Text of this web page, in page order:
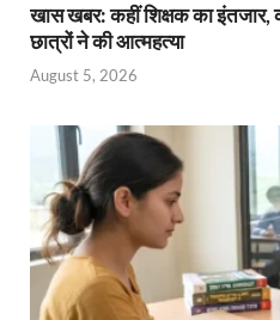
खास खबर: कहीं शिक्षक का
छात्रों ने की आत्महत्या
August 5, 2026